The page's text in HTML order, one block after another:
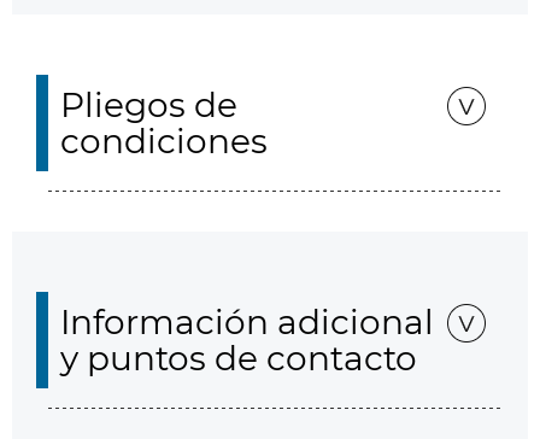
Pliegos de
condiciones
Información adicional
y puntos de contacto